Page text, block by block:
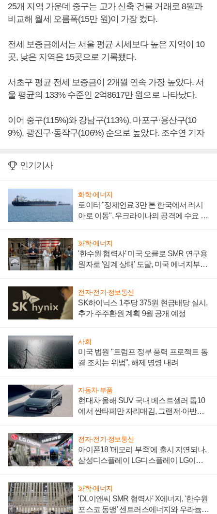
25개 지역 가운데 중구는 고가 신축 건물 거래로 8월과
비교해 월세 오름폭(15만 원)이 가장 컸다.
전세 보증금에서는 서울 평균 시세보다 높은 지역이 10
곳, 낮은 지역은 15곳으로 기록됐다.
서초구 평균 전세 보증금이 2개월 연속 가장 높았다. 서
울 평균의 133% 수준인 2억8617만 원으로 나타났다.
이어 중구(115%)와 강남구(113%), 마포구·용산구(10
9%), 광진구·동작구(106%) 순으로 높았다. 조수연 기자
인기기사
화학·에너지
로이터 "정제연료 3만 톤 한국에서 러시
아로 이동", 우크라이나의 공격에 수요 늘
화학·에너지
'한수원 협력사' 미국 오클로 SMR 연구용
원자로 '임계 상태' 도달, 미국 에너지부
전자·전기·정보통신
SK하이닉스 1주당 375원 현금배당 실시,
추가 주주환원 계획 9월 공개 예정
사회
미국 법원 "트럼프 정부 풍력 프로젝트 동
결 조치는 위법", 해제 명령 내려
자동차·부품
현대차 올해 SUV 국내 베스트셀러 톱10
에서 싼타페만 자리매김, 그랜저·아반떼
전자·전기·정보통신
아이폰18 '메모리 부족'에 출시 지연되나,
삼성디스플레이 LG디스플레이 LG이노
화학·에너지
'DL이앤씨 SMR 협력사' X에너지, '한수원
포스코 동맹' 센트러스에너지와 우라늄